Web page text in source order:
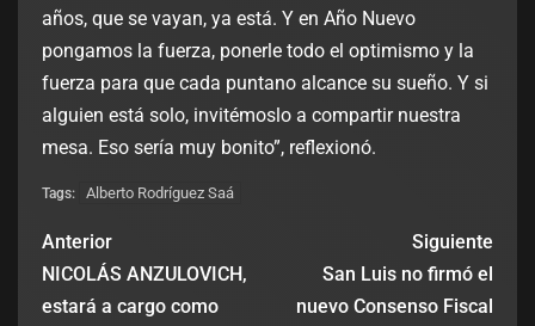
años, que se vayan, ya está. Y en Año Nuevo
pongamos la fuerza, ponerle todo el optimismo y la
fuerza para que cada puntano alcance su sueño. Y si
alguien está solo, invitémoslo a compartir nuestra
mesa. Eso sería muy bonito”, reflexionó.
Tags: Alberto Rodríguez Saá
Anterior
NICOLÁS ANZULOVICH,
estará a cargo como
Siguiente
San Luis no firmó el
nuevo Consenso Fiscal